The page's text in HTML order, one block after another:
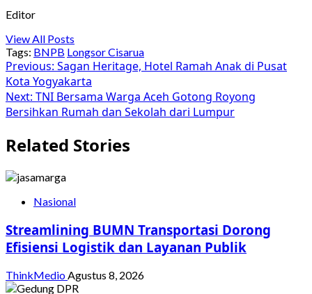
Editor
View All Posts
Tags: BNPB Longsor Cisarua
Post
navigation
Previous: Sagan Heritage, Hotel Ramah Anak di Pusat
Kota Yogyakarta
Next: TNI Bersama Warga Aceh Gotong Royong
Bersihkan Rumah dan Sekolah dari Lumpur
Related Stories
Nasional
Streamlining BUMN Transportasi Dorong
Efisiensi Logistik dan Layanan Publik
ThinkMedioAgustus 8, 2026